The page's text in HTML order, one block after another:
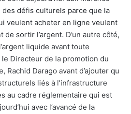
défis culturels parce que la
veulent acheter en ligne veulent
sortir l’argent. D’un autre côté,
liquide avant toute
Directeur de la promotion du
Rachid Darago avant d’ajouter qu
liés à l’infrastructure
au cadre réglementaire qui est
avec l’avancé de la